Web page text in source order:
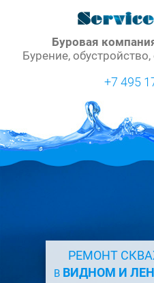
Буровая
Бурение,
+7 495
РЕМОНТ
В ВИДНОМ И